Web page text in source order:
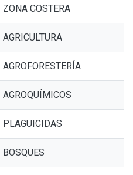
ZONA COSTERA
AGRICULTURA
AGROFORESTERÍA
AGROQUÍMICOS
PLAGUICIDAS
BOSQUES